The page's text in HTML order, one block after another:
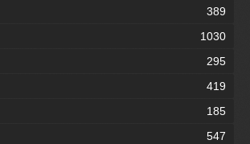
389
1030
295
419
185
547